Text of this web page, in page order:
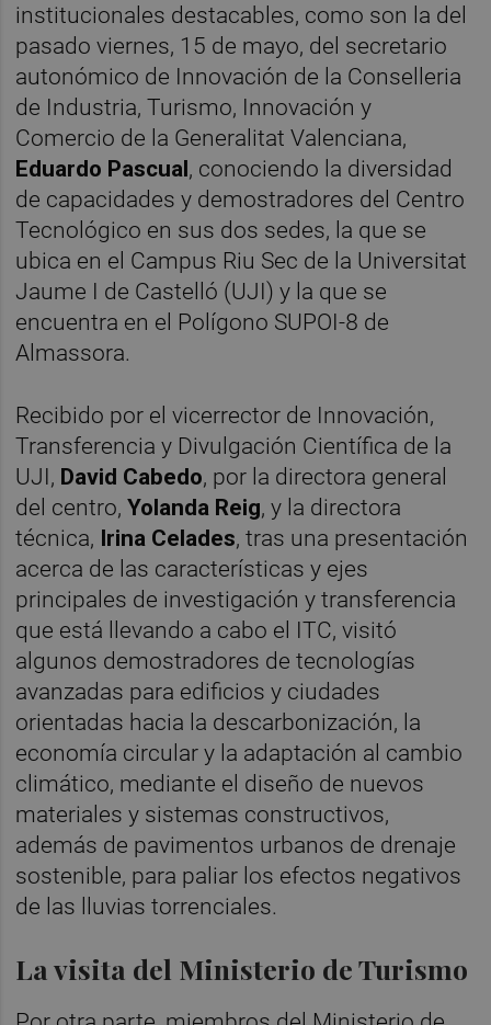
institucionales destacables, como son la del
pasado viernes, 15 de mayo, del secretario
autonómico de Innovación de la Conselleria
de Industria, Turismo, Innovación y
Comercio de la Generalitat Valenciana,
Eduardo Pascual, conociendo la diversidad
de capacidades y demostradores del Centro
Tecnológico en sus dos sedes, la que se
ubica en el Campus Riu Sec de la Universitat
Jaume I de Castelló (UJI) y la que se
encuentra en el Polígono SUPOI-8 de
Almassora.
Recibido por el vicerrector de Innovación,
Transferencia y Divulgación Científica de la
UJI, David Cabedo, por la directora general
del centro,Yolanda Reig, y la directora
técnica, Irina Celades, tras una presentación
acerca de las características y ejes
principales de investigación y transferencia
que está llevando a cabo el ITC, visitó
algunos demostradores de tecnologías
avanzadas para edificios y ciudades
orientadas hacia la descarbonización, la
economía circular y la adaptación al cambio
climático, mediante el diseño de nuevos
materiales y sistemas constructivos,
además de pavimentos urbanos de drenaje
sostenible, para paliar los efectos negativos
de las lluvias torrenciales.
La visita del Ministerio de Turismo